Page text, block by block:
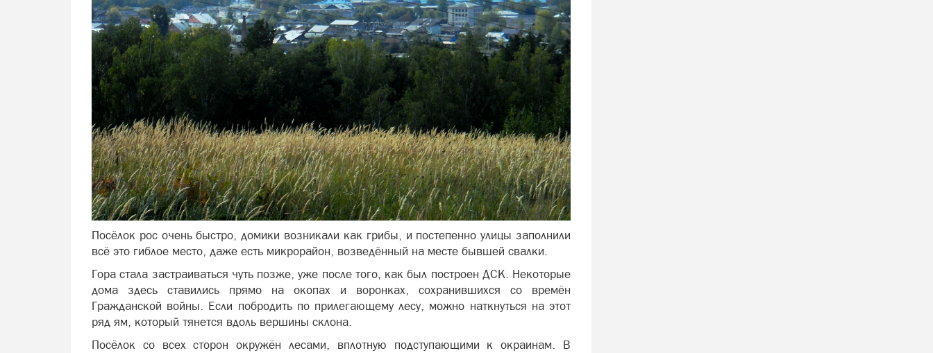
Посёлок рос очень быстро, домики возникали как грибы, и постепенно улицы заполнили
всё это гиблое место, даже есть микрорайон, возведённый на месте бывшей свалки.
Гора стала застраиваться чуть позже, уже после того, как был построен ДСК. Некоторые
дома здесь ставились прямо на окопах и воронках, сохранившихся со времён
Гражданской войны. Если побродить по прилегающему лесу, можно наткнуться на этот
ряд ям, который тянется вдоль вершины склона.
Посёлок со всех сторон окружён лесами, вплотную подступающими к окраинам. В